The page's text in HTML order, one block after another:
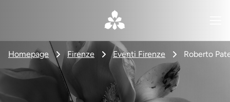
Homepage Firenze Eventi Firenze Roberto